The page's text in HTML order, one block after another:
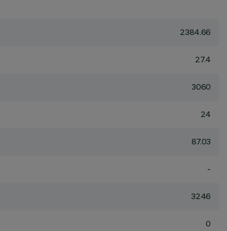
2384.66
27.4
3060
24
87.03
-
3246
0